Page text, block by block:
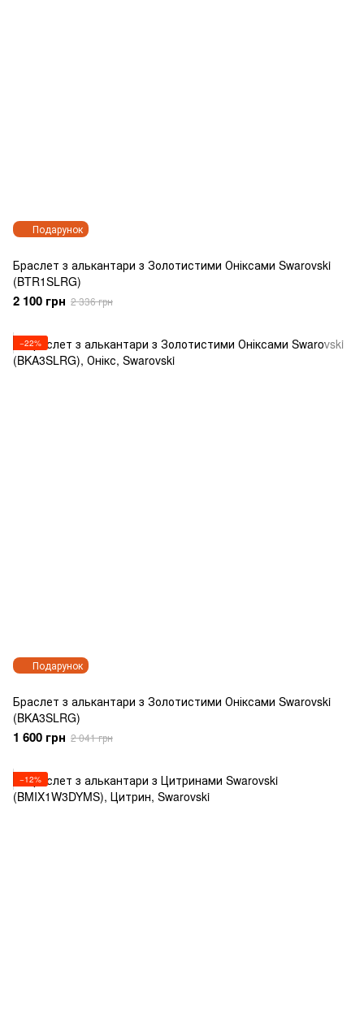
Подарунок
Браслет з алькантари з Золотистими Оніксами Swarovski
(BTR1SLRG)
2 100 грн 2 336 грн
Подарунок
−22%
Браслет з алькантари з Золотистими Оніксами Swarovski
(BKA3SLRG)
1 600 грн 2 041 грн
−12%